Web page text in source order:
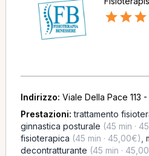
Indirizzo: Viale Della Pace 113
Prestazioni:trattamento
ginnastica posturale (45 min ·
fisioterapica (45 min · 45,00€)
decontratturante (45 min ·